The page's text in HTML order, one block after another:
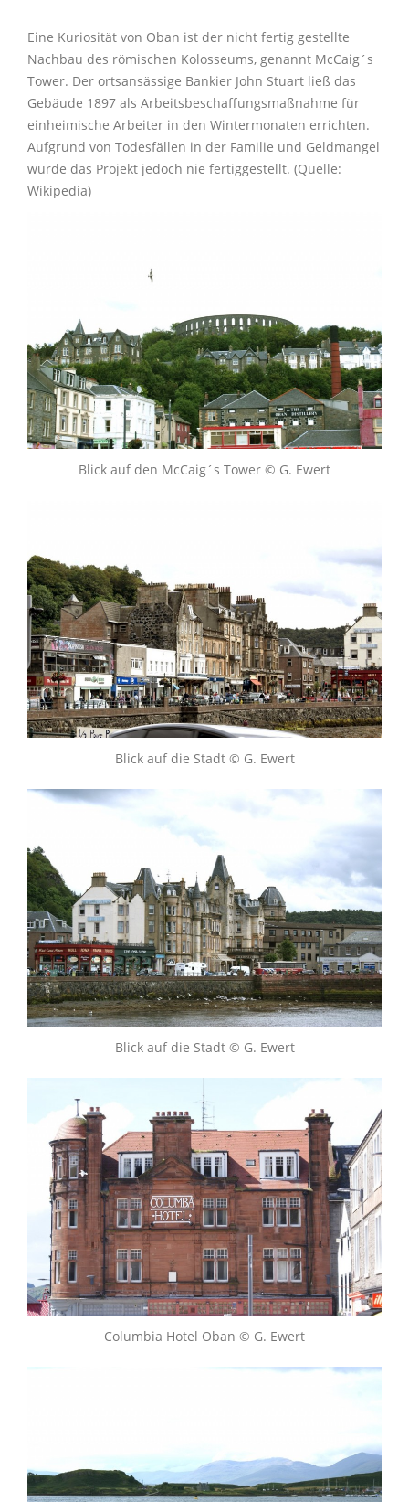
Eine Kuriosität von Oban ist der nicht fertig gestellte
Nachbau des römischen Kolosseums, genannt McCaig´s
Tower. Der ortsansässige Bankier John Stuart ließ das
Gebäude 1897 als Arbeitsbeschaffungsmaßnahme für
einheimische Arbeiter in den Wintermonaten errichten.
Aufgrund von Todesfällen in der Familie und Geldmangel
wurde das Projekt jedoch nie fertiggestellt. (Quelle:
Wikipedia)
Blick auf den McCaig´s Tower © G. Ewert
Blick auf die Stadt © G. Ewert
Blick auf die Stadt © G. Ewert
Columbia Hotel Oban © G. Ewert